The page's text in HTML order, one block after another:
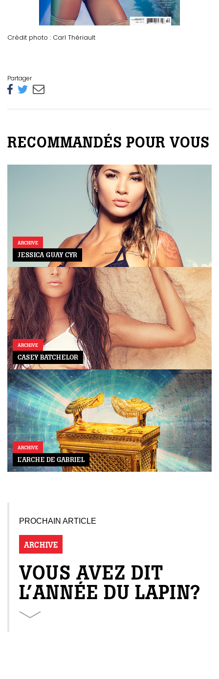
Crédit photo : Carl Thériault
Partager
RECOMMANDÉS POUR VOUS
ARCHIVE
JESSICA GUAY CYR
ARCHIVE
CASEY BATCHELOR
ARCHIVE
L’ARCHE DE GABRIEL
PROCHAIN ARTICLE
ARCHIVE
VOUS AVEZ DIT
L’ANNÉE DU LAPIN?